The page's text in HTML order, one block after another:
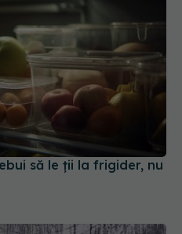
să le ții la frigider, nu